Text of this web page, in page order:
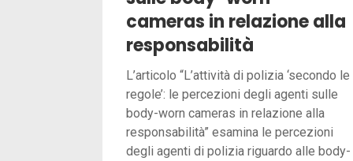
cameras in relazione alla
responsabilità
L’articolo “L’attività di polizia ‘secondo le
regole’: le percezioni degli agenti sulle
body-worn cameras in relazione alla
responsabilità” esamina le percezioni
degli agenti di polizia riguardo alle body-